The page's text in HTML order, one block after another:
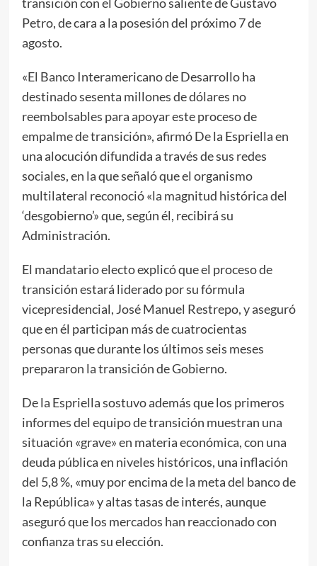
Petro, de cara a la posesión del próximo 7 de
agosto.
«El Banco Interamericano de Desarrollo ha
destinado sesenta millones de dólares no
reembolsables para apoyar este proceso de
empalme de transición», afirmó De la Espriella en
una alocución difundida a través de sus redes
sociales, en la que señaló que el organismo
multilateral reconoció «la magnitud histórica del
‘desgobierno’» que, según él, recibirá su
Administración.
El mandatario electo explicó que el proceso de
transición estará liderado por su fórmula
vicepresidencial, José Manuel Restrepo, y aseguró
que en él participan más de cuatrocientas
personas que durante los últimos seis meses
prepararon la transición de Gobierno.
De la Espriella sostuvo además que los primeros
informes del equipo de transición muestran una
situación «grave» en materia económica, con una
deuda pública en niveles históricos, una inflación
del 5,8 %, «muy por encima de la meta del banco de
la República» y altas tasas de interés, aunque
aseguró que los mercados han reaccionado con
confianza tras su elección.